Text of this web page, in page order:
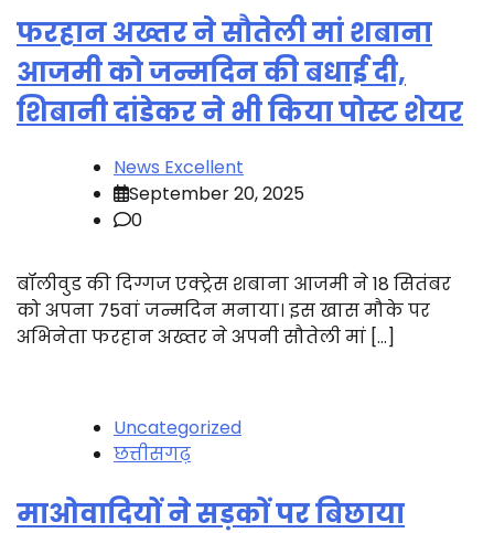
फरहान अख्तर ने सौतेली मां शबाना
आजमी को जन्मदिन की बधाई दी,
शिबानी दांडेकर ने भी किया पोस्ट शेयर
News Excellent
September 20, 2025
0
बॉलीवुड की दिग्गज एक्ट्रेस शबाना आजमी ने 18 सितंबर
को अपना 75वां जन्मदिन मनाया। इस खास मौके पर
अभिनेता फरहान अख्तर ने अपनी सौतेली मां […]
Uncategorized
छत्तीसगढ़
माओवादियों ने सड़कों पर बिछाया